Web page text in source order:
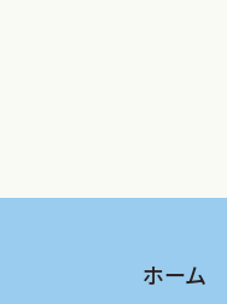
13
15
ホーム